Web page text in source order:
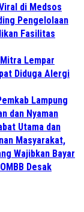
di Medsos
Pengelolaan
Fasilitas
Lempar
Diduga Alergi
Lampung
dan Nyaman
Utama dan
Masyarakat,
Wajibkan Bayar
Desak